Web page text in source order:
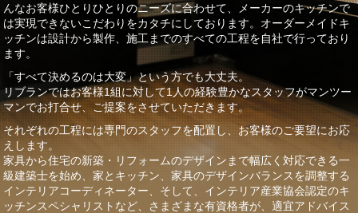
んなお客様ひとりひとりのニーズに合わせて、メーカーのキッチンで
は実現できないこだわりをカタチにしております。オーダーメイドキ
ッチンは設計から製作、施工までのすべての工程を自社で行っており
ます。
「すべて決めるのは大変」という方でも大丈夫。
リブランではお客様1組に対して1人の経験豊かなスタッフがマンツー
マンでお打合せ、ご提案をさせていただきます。
それぞれの工程には専門のスタッフを配置し、お客様のご要望にお応
えします。
家具から住宅の新築・リフォームのデザインまで幅広く対応できる一
級建築士を始め、家とキッチン、家具のデザインバランスを調整する
インテリアコーディネーター、そして、インテリア産業協会認定のキ
ッチンスペシャリストなど、さまざまな有資格者が、適宜アドバイス